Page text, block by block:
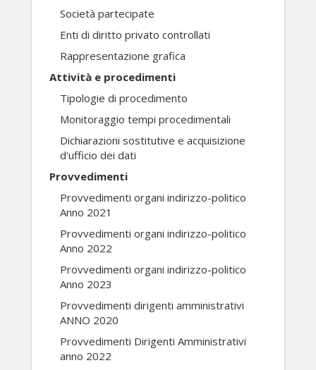
Società partecipate
Enti di diritto privato controllati
Rappresentazione grafica
Attività e procedimenti
Tipologie di procedimento
Monitoraggio tempi procedimentali
Dichiarazioni sostitutive e acquisizione
d'ufficio dei dati
Provvedimenti
Provvedimenti organi indirizzo-politico
Anno 2021
Provvedimenti organi indirizzo-politico
Anno 2022
Provvedimenti organi indirizzo-politico
Anno 2023
Provvedimenti dirigenti amministrativi
ANNO 2020
Provvedimenti Dirigenti Amministrativi
anno 2022